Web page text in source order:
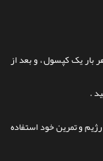
1 تا 3 ، 2بار در روز و هر بار یک کپسول ، و بعد از
به مدت 60 روز به همرا رژیم و تمرین خود استفاده